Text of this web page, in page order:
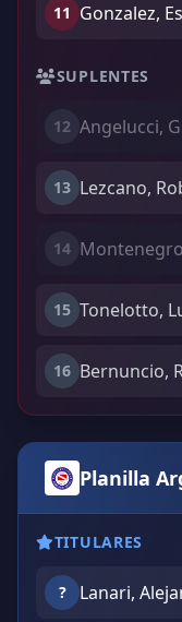
11 Gonzalez,
SUPLENTES
12 Angelucci,
13 Lezcano,
14
15 Tonelotto,
16 Bernuncio,
Planilla
TITULARES
? Lanari,